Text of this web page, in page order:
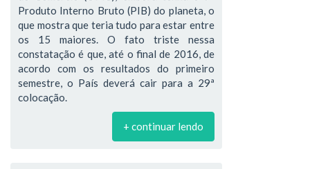
Produto Interno Bruto (PIB) do planeta, o
que mostra que teria tudo para estar entre
os 15 maiores. O fato triste nessa
constatação é que, até o final de 2016, de
acordo com os resultados do primeiro
semestre, o País deverá cair para a 29ª
colocação.
+ continuar lendo